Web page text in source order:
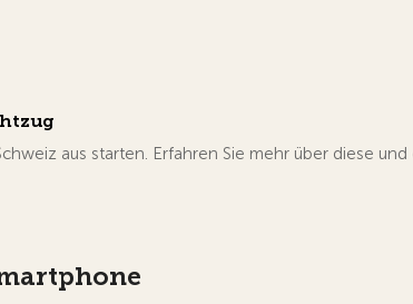
aus starten. Erfahren Sie mehr über diese